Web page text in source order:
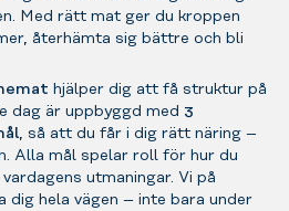
Med rätt mat ger du kroppen
återhämta sig bättre och bli
hjälper dig att få struktur på
dag är uppbyggd med 3
, så att du får i dig rätt näring –
Alla mål spelar roll för hur du
utmaningar. Vi på
dig hela vägen – inte bara under